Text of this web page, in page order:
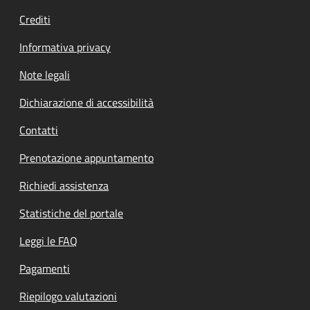
Crediti
Informativa privacy
Note legali
Dichiarazione di accessibilità
Contatti
Prenotazione appuntamento
Richiedi assistenza
Statistiche del portale
Leggi le FAQ
Pagamenti
Riepilogo valutazioni